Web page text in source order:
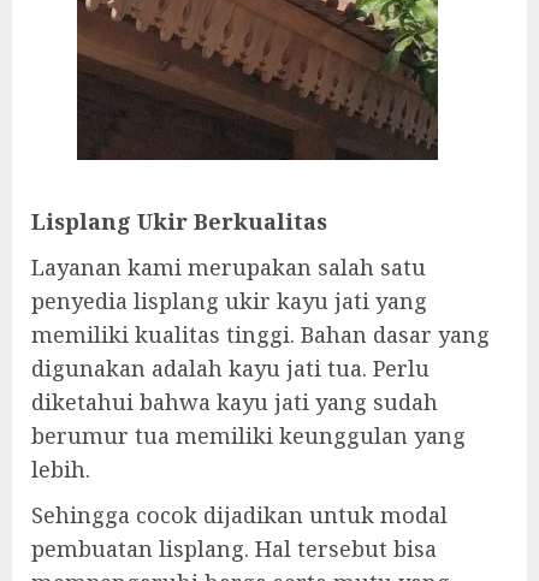
Lisplang Ukir Berkualitas
Layanan kami merupakan salah satu
penyedia lisplang ukir kayu jati yang
memiliki kualitas tinggi. Bahan dasar yang
digunakan adalah kayu jati tua. Perlu
diketahui bahwa kayu jati yang sudah
berumur tua memiliki keunggulan yang
lebih.
Sehingga cocok dijadikan untuk modal
pembuatan lisplang. Hal tersebut bisa